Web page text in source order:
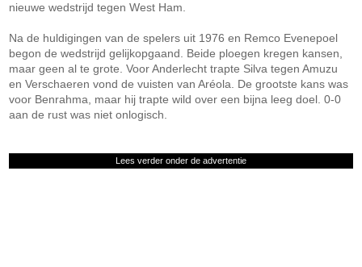
nieuwe wedstrijd tegen West Ham.
Na de huldigingen van de spelers uit 1976 en Remco Evenepoel
begon de wedstrijd gelijkopgaand. Beide ploegen kregen kansen,
maar geen al te grote. Voor Anderlecht trapte Silva tegen Amuzu
en Verschaeren vond de vuisten van Aréola. De grootste kans was
voor Benrahma, maar hij trapte wild over een bijna leeg doel. 0-0
aan de rust was niet onlogisch.
Lees verder onder de advertentie